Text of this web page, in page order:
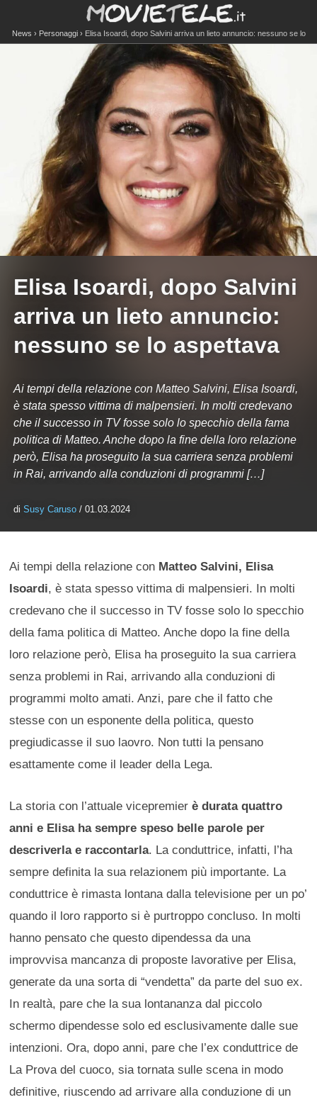
News Personaggi
Elisa Isoardi, dopo Salvini arriva un lieto annuncio: nessuno se lo
aspettava
Elisa Isoardi, dopo Salvini
arriva un lieto annuncio:
nessuno se lo aspettava
Ai tempi della relazione con Matteo Salvini, Elisa Isoardi,
è stata spesso vittima di malpensieri. In molti credevano
che il successo in TV fosse solo lo specchio della fama
politica di Matteo. Anche dopo la fine della loro relazione
però, Elisa ha proseguito la sua carriera senza problemi
in Rai, arrivando alla conduzioni di programmi […]
diSusy Caruso / 01.03.2024
Ai tempi della relazione con Matteo Salvini, Elisa
Isoardi, è stata spesso vittima di malpensieri. In molti
credevano che il successo in TV fosse solo lo specchio
della fama politica di Matteo. Anche dopo la fine della
loro relazione però, Elisa ha proseguito la sua carriera
senza problemi in Rai, arrivando alla conduzioni di
programmi molto amati. Anzi, pare che il fatto che
stesse con un esponente della politica, questo
pregiudicasse il suo laovro. Non tutti la pensano
esattamente come il leader della Lega.
La storia con l’attuale vicepremier è durata quattro
anni e Elisa ha sempre speso belle parole per
descriverla e raccontarla. La conduttrice, infatti, l’ha
sempre definita la sua relazionem più importante. La
conduttrice è rimasta lontana dalla televisione per un po’
quando il loro rapporto si è purtroppo concluso. In molti
hanno pensato che questo dipendessa da una
improvvisa mancanza di proposte lavorative per Elisa,
generate da una sorta di “vendetta” da parte del suo ex.
In realtà, pare che la sua lontananza dal piccolo
schermo dipendesse solo ed esclusivamente dalle sue
intenzioni. Ora, dopo anni, pare che l’ex conduttrice de
La Prova del cuoco, sia tornata sulle scena in modo
definitive, riuscendo ad arrivare alla conduzione di un